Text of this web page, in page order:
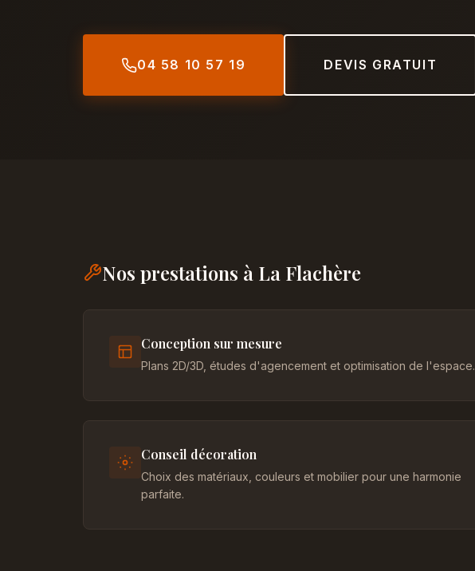
04 58 10 57 19 DEVIS GRATUIT
Nos prestations à La Flachère
Conception sur mesure
Plans 2D/3D, études d'agencement et optimisation de l'espace.
Conseil décoration
Choix des matériaux, couleurs et mobilier pour une harmonie
parfaite.